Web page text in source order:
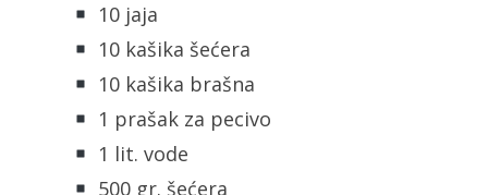
10 jaja
10 kašika šećera
10 kašika brašna
1 prašak za pecivo
1 lit. vode
500 gr. šećera